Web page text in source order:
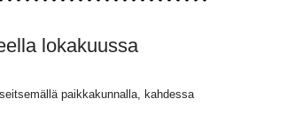
lokakuussa
paikkakunnalla, kahdessa